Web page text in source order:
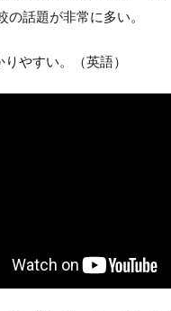
の話題が非常に多い。
りやすい。（英語）